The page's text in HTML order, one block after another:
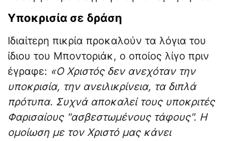
Υποκρισία σε δράση
Ιδιαίτερη πικρία προκαλούν τα λόγια του
ίδιου του Μποντοριάκ, ο οποίος λίγο πριν
έγραφε: «Ο Χριστός δεν ανεχόταν την
υποκρισία, την ανειλικρίνεια, τα διπλά
πρότυπα. Συχνά αποκαλεί τους υποκριτές
Φαρισαίους "ασβεστωμένους τάφους". Η
ομοίωση με τον Χριστό μας κάνει